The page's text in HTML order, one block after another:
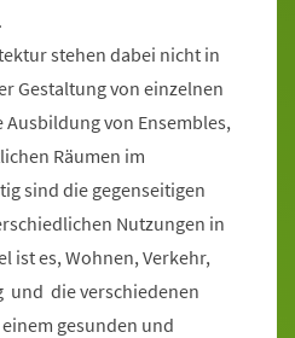
stehen dabei nicht in
Gestaltung von einzelnen
von Ensembles,
Räumen im
sind die gegenseitigen
Nutzungen in
ist es, Wohnen, Verkehr,
und die verschiedenen
gesunden und